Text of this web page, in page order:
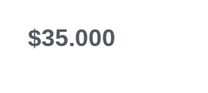
$35.000